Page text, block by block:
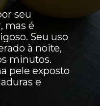
seu
mas é
Seu uso
à noite,
minutos.
pele exposto
e